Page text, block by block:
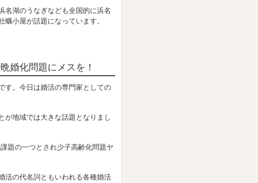
名湖のうなぎなども全国的に浜名
小屋が話題になっています。
婚化問題にメスを！
。今日は婚活の専門家としての
が地域では大きな話題となりまし
題の一つとされ少子高齢化問題ヤ
活の代名詞ともいわれる各種婚活